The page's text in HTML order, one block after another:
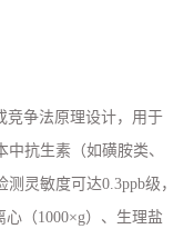
竞争法原理设计，用于
抗生素（如磺胺类、
灵敏度可达0.3ppb级，
（1000×g）、生理盐